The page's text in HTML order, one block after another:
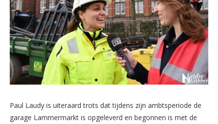
Paul Laudy is uiteraard trots dat tijdens zijn ambtsperiode de
garage Lammermarkt is opgeleverd en begonnen is met de